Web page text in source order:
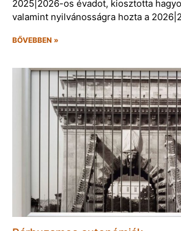
2025|2026-os évadot, kiosztotta
valamint nyilvánosságra hozta a
BŐVEBBEN »